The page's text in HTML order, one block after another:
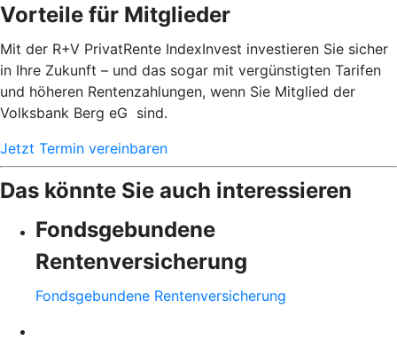
Vorteile für Mitglieder
Mit der R+V PrivatRente IndexInvest investieren Sie sicher
in Ihre Zukunft – und das sogar mit vergünstigten Tarifen
und höheren Rentenzahlungen, wenn Sie Mitglied der
Volksbank Berg eG sind.
Jetzt Termin vereinbaren
Das könnte Sie auch interessieren
Fondsgebundene
Rentenversicherung
Fondsgebundene Rentenversicherung